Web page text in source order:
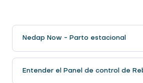
Nedap Now - Parto estacional
Entender el Panel de control de